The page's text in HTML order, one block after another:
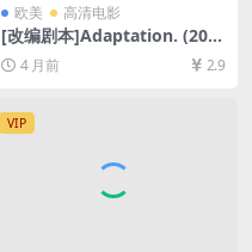
欧美 高清电影
[改编剧本]Adaptation. (200
2)[百度网盘+夸克网盘1080P
超清未删减资源][网盘在线播
放/下载][MP4/7.7GB][中文字
幕]
4 月前 2.9
VIP